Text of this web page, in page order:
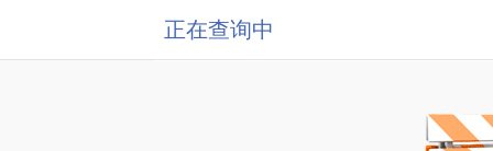
正在查询中